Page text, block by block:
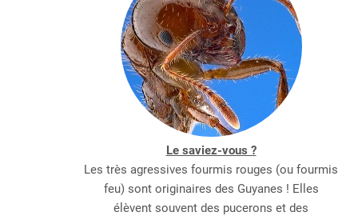
Le saviez-vous ?
Les très agressives fourmis rouges (ou fourmis
feu) sont originaires des Guyanes ! Elles
élèvent souvent des pucerons et des